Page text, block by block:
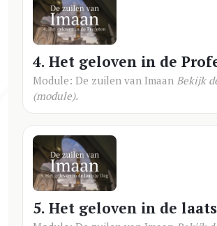
4. Het geloven in de
Module: De zuilen van Imaan Bekijk
(module).
5. Het geloven in de